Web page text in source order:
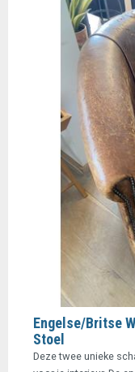
Engelse/Britse
Stoel
Deze twee unieke